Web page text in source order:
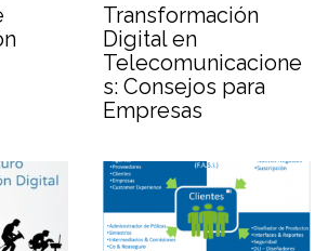
Transformación
Digital en
Telecomunicacione
s: Consejos para
Empresas